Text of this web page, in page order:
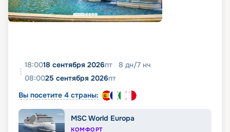
18:0018 сентября 2026пт 8 дн/7 нч
08:0025 сентября 2026пт
Вы посетите 4 страны:
MSC World Europa
КОМФОРТ